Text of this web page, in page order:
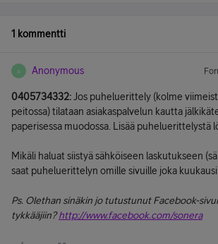
1 kommentti
A Anonymous
0405734332:Jos puheluerittely (kolme
peitossa) tilataan asiakaspalvelun kautta
paperisessa muodossa. Lisää puheluerittelystä
Mikäli haluat siistyä sähköiseen laskutukseen
saat puheluerittelyn omille sivuille joka kuukausi
Ps. Olethan sinäkin jo tutustunut Facebook-
tykkääjiin?http://www.facebook.com/sonera